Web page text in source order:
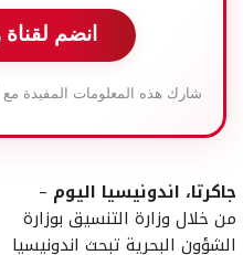
انضم
شارك هذه المعلومات المفيدة
جاكرتا، اندونيسيا اليوم –
من خلال وزارة التنسيق بوزارة
الشؤون البحرية تبحث اندونيسيا